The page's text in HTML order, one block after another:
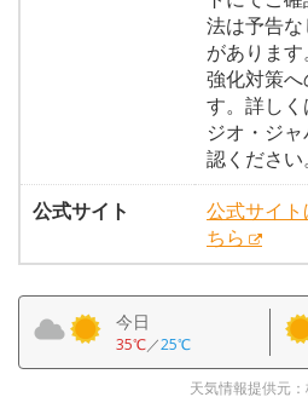
法は予告
がありま
強化対策
す。詳し
ジオ・ジ
認ください。
公式サイト
公式サイ
ちら
今日
35℃／25℃
天気情報提供元